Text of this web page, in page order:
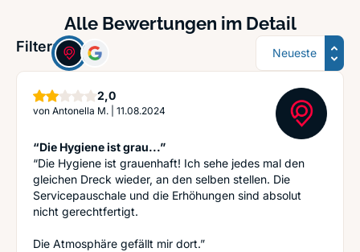
Alle Bewertungen im Detail
Filter: Sortierung
2,0Sterne
von Antonella M. 11.08.2024
“Die Hygiene ist grau...”
“Die Hygiene ist grauenhaft! Ich sehe jedes mal den
gleichen Dreck wieder, an den selben stellen. Die
Servicepauschale und die Erhöhungen sind absolut
nicht gerechtfertigt.
Die Atmosphäre gefällt mir dort.”